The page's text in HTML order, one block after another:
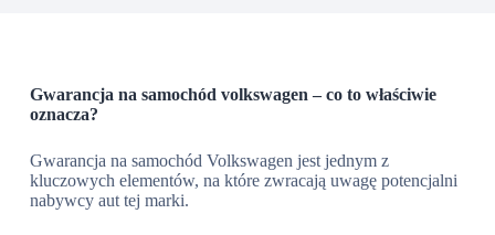
Gwarancja na samochód volkswagen – co to właściwie
oznacza?
Gwarancja na samochód Volkswagen jest jednym z
kluczowych elementów, na które zwracają uwagę potencjalni
nabywcy aut tej marki.